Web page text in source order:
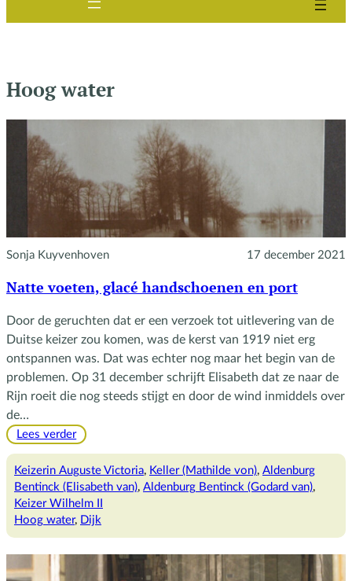
Hoog water
Sonja Kuyvenhoven 17 december 2021
Natte voeten, glacé handschoenen en port
Door de geruchten dat er een verzoek tot uitlevering van de
Duitse keizer zou komen, was de kerst van 1919 niet erg
ontspannen was. Dat was echter nog maar het begin van de
problemen. Op 31 december schrijft Elisabeth dat ze naar de
Rijn roeit die nog steeds stijgt en door de wind inmiddels over
de…
Lees verder:
voeten,
glacé
handschoenen
en
Keizerin Auguste Victoria, Keller (Mathilde von), Aldenburg
Bentinck (Elisabeth van), Aldenburg Bentinck (Godard van)
Keizer Wilhelm II
Hoog water, Dijk